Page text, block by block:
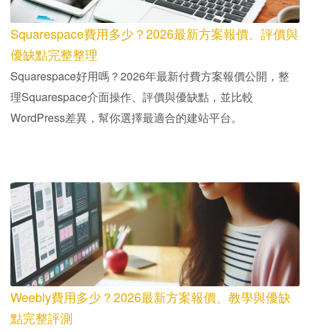
Strikingly網站可以搬家嗎？
Strikingly 屬於封閉式平台，網站搬移彈性通常較
低。如果之後想換平台，可能需要重新建站，這也
是很多人後期會遇到的問題。
相關文章